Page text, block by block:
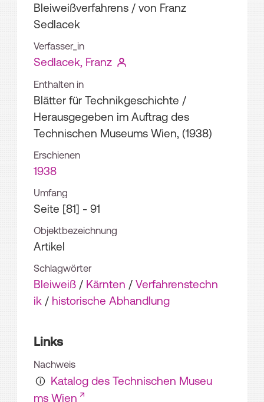
Bleiweißverfahrens / von Franz
Sedlacek
Verfasser_in
Sedlacek, Franz
Enthalten in
Blätter für Technikgeschichte /
Herausgegeben im Auftrag des
Technischen Museums Wien, (1938)
Erschienen
1938
Umfang
Seite [81] - 91
Objektbezeichnung
Artikel
Schlagwörter
Bleiweiß / Kärnten / Verfahrenstechn
ik / historische Abhandlung
Links
Nachweis
Katalog des Technischen Museu
ms Wien